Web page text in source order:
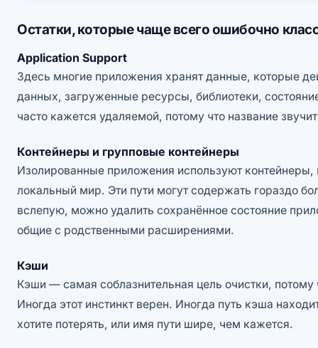
Остатки, которые чаще всего ошибочно
Application Support
Здесь многие приложения хранят данные, которые
данных, загруженные ресурсы, библиотеки,
часто кажется удаляемой, потому что название
Контейнеры и групповые контейнеры
Изолированные приложения используют контейнеры,
локальный мир. Эти пути могут содержать гораздо
вслепую, можно удалить сохранённое состояние
общие с родственными расширениями.
Кэши
Кэши — самая соблазнительная цель очистки, потому
Иногда этот инстинкт верен. Иногда путь кэша
хотите потерять, или имя пути шире, чем кажется.